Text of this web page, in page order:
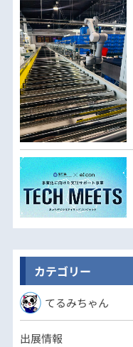
カテゴリー
てるみちゃん
出展情報